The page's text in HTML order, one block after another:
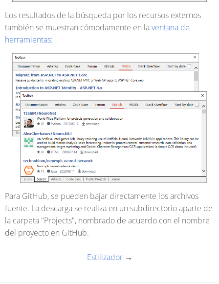
Los resultados de la búsqueda por los recursos externos
también se muestran cómodamente en laventana de
herramientas:
Para GitHub, se pueden bajar directamente los archivos
fuente. La descarga se realiza en un subdirectorio aparte de
la carpeta "Projects", nombrado de acuerdo con el nombre
del proyecto en GitHub.
Estilizador →